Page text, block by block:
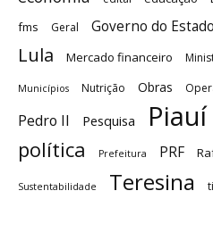
fms Geral Governo do Estado
Lula Mercado financeiro
Municípios Nutrição Obras
Pedro II Pesquisa Piauí
política
Prefeitura PRF
Sustentabilidade Teresina